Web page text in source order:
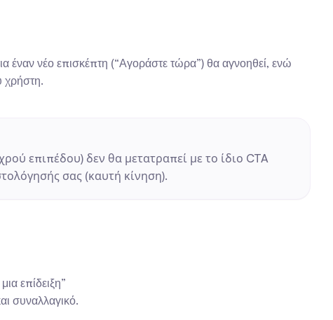
έναν νέο επισκέπτη (“Αγοράστε τώρα”) θα αγνοηθεί, ενώ
χρήστη.
επιπέδου) δεν θα μετατραπεί με το ίδιο CTA
σας (καυτή κίνηση).
επίδειξη”
συναλλαγικό.